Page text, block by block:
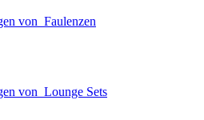
von Faulenzen
von Lounge Sets